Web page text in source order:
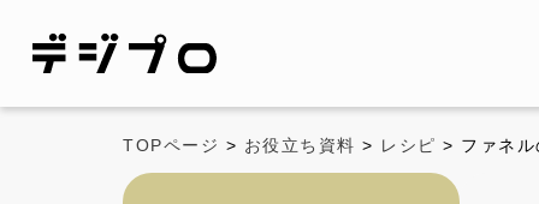
TOPページ > お役立ち資料 > レシピ > ファネル